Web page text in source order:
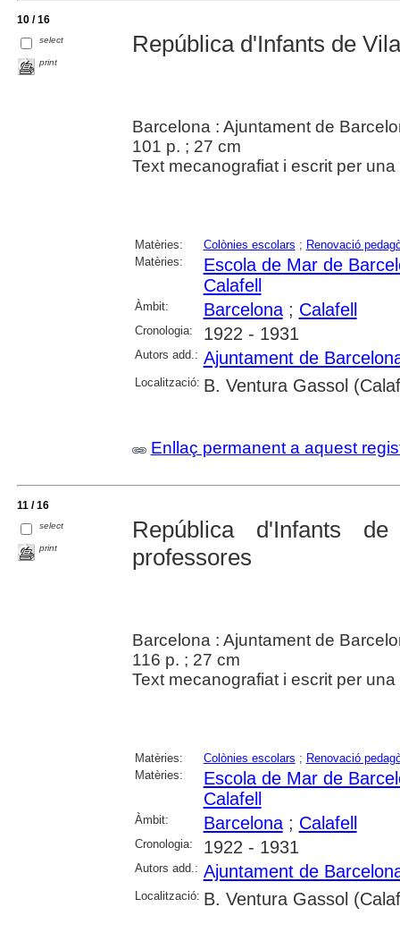
10 / 16
select
print
República d'Infants de
Barcelona : Ajuntament de
101 p. ; 27 cm
Text mecanografiat i escrit per
Matèries: Colònies escolars ; Renovació
Matèries:
Escola de Mar de
Calafell
Àmbit: Barcelona; Calafell
Cronologia: 1922 - 1931
Autors add.: Ajuntament de
Localització: B. Ventura Gassol
Enllaç permanent a aquest
11 / 16
select
print
República d'Infants
professores
Barcelona : Ajuntament de
116 p. ; 27 cm
Text mecanografiat i escrit per
Matèries: Colònies escolars ; Renovació
Matèries:
Escola de Mar de
Calafell
Àmbit: Barcelona; Calafell
Cronologia: 1922 - 1931
Autors add.: Ajuntament de
Localització: B. Ventura Gassol